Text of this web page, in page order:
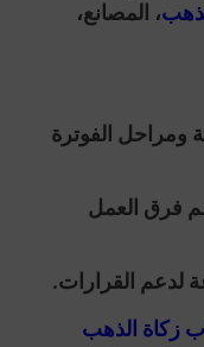
، المصانع،
ومراحل الفوترة
فرق العمل
لدعم القرارات.
زكاة الذهب